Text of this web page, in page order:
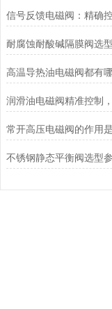
信号反馈电磁阀：精确
耐腐蚀耐酸碱隔膜阀选型
高温导热油电磁阀都有
润滑油电磁阀精准控制
常开高压电磁阀的作用
不锈钢静态平衡阀选型